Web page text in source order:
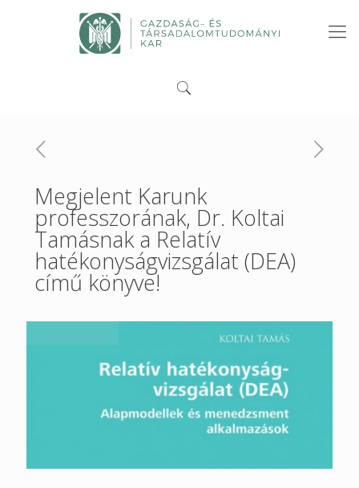
Megjelent Karunk
professzorának, Dr. Koltai
Tamásnak a Relatív
hatékonyságvizsgálat (DEA)
című könyve!